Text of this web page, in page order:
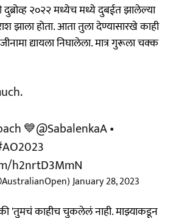
२०२२ मध्येच मध्ये दुबईत झालेल्या
झाला होता. आता तुला देण्यासारखे काही
द्यायला निघालेला. मात्र गुरूला चक्क
💙@SabalenkaA•
h2nrtD3MmN
January 28, 2023
'तुमचं काहीच चुकलेलं नाही. माझ्याकडून